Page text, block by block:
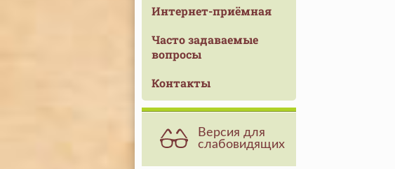
Интернет-приёмная
Часто задаваемые
вопросы
Контакты
Версия для
слабовидящих